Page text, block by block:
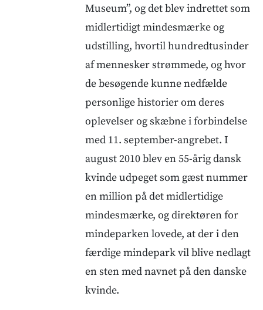
Museum”, og det blev indrettet som
midlertidigt mindesmærke og
udstilling, hvortil hundredtusinder
af mennesker strømmede, og hvor
de besøgende kunne nedfælde
personlige historier om deres
oplevelser og skæbne i forbindelse
med 11. september-angrebet. I
august 2010 blev en 55-årig dansk
kvinde udpeget som gæst nummer
en million på det midlertidige
mindesmærke, og direktøren for
mindeparken lovede, at der i den
færdige mindepark vil blive nedlagt
en sten med navnet på den danske
kvinde.